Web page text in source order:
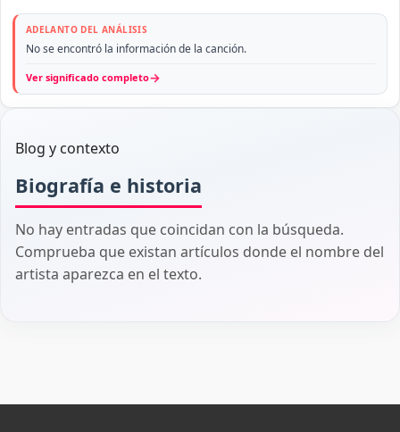
ADELANTO DEL ANÁLISIS
No se encontró la información de la canción.
Ver significado completo→
Blog y contexto
Biografía e historia
No hay entradas que coincidan con la búsqueda.
Comprueba que existan artículos donde el nombre del
artista aparezca en el texto.